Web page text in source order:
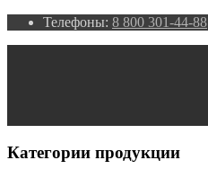
Телефоны: 8 800 301-44-88
Категории продукции